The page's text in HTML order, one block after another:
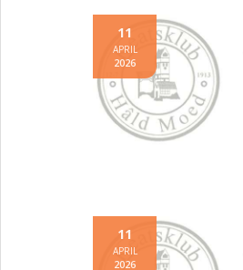
11
APRIL
2026
11
APRIL
2026